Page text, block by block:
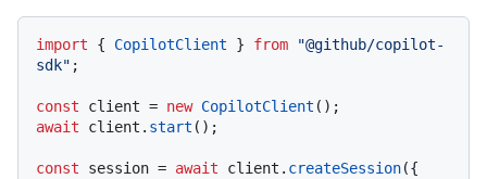
import { CopilotClient } from
"@github/copilot-
sdk" ;
const client = new CopilotClient
await client. start ();
const session = await client. createSession({